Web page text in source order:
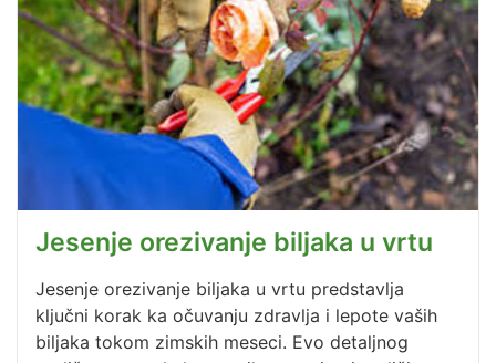
Jesenje orezivanje biljaka u vrtu
Jesenje orezivanje biljaka u vrtu predstavlja
ključni korak ka očuvanju zdravlja i lepote vaših
biljaka tokom zimskih meseci. Evo detaljnog